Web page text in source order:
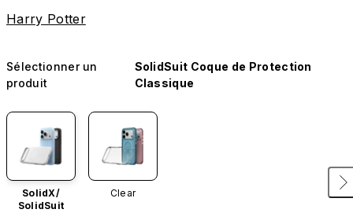
Harry Potter
Sélectionner un
produit
SolidSuit Coque de Protection
Classique
SolidX/
SolidSuit
Clear